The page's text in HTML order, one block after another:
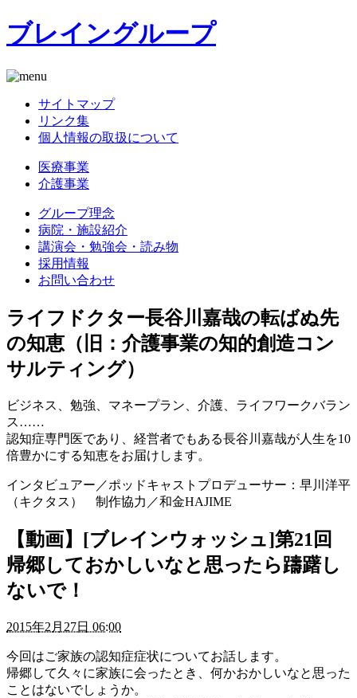
ブレイングループ
サイトマップ
リンク集
個人情報の取扱について
医療事業
介護事業
グループ理念
病院・施設紹介
講演会・勉強会・読み物
採用情報
お問い合わせ
ライフドクター長谷川嘉哉の転ばぬ先
の知恵（旧：介護事業の知的創造コン
サルティング）
ビジネス、勉強、マネープラン、介護、ライフワークバラン
ス……
認知症専門医であり、経営者でもある長谷川嘉哉が人生を10
倍豊かにする知恵をお届けします。
インタビュアー／ポッドキャストプロデューサー：早川洋平
（キクタス） 制作協力／和金HAJIME
【動画】[ブレインウォッシュ]第21回
帰郷しておかしいなと思ったら躊躇し
ないで！
2015年2月27日 06:00
今回はご家族の認知症症状についてお話します。
帰郷して久々に家族に会ったとき、何かおかしいなと思った
ことはないでしょうか。